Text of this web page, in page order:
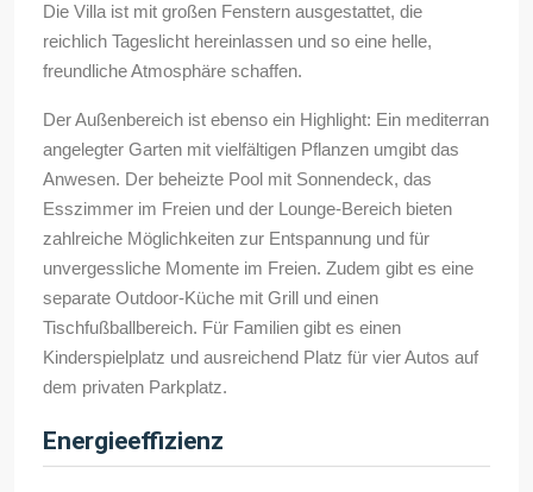
Die Villa ist mit großen Fenstern ausgestattet, die
reichlich Tageslicht hereinlassen und so eine helle,
freundliche Atmosphäre schaffen.
Der Außenbereich ist ebenso ein Highlight: Ein mediterran
angelegter Garten mit vielfältigen Pflanzen umgibt das
Anwesen. Der beheizte Pool mit Sonnendeck, das
Esszimmer im Freien und der Lounge-Bereich bieten
zahlreiche Möglichkeiten zur Entspannung und für
unvergessliche Momente im Freien. Zudem gibt es eine
separate Outdoor-Küche mit Grill und einen
Tischfußballbereich. Für Familien gibt es einen
Kinderspielplatz und ausreichend Platz für vier Autos auf
dem privaten Parkplatz.
Energieeffizienz